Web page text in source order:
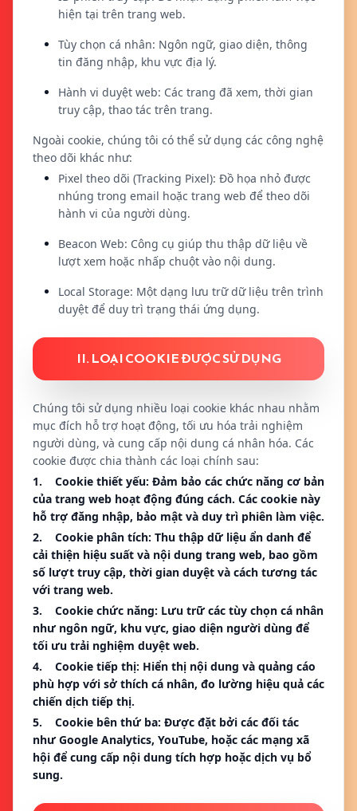
hiện tại trên trang web.
Tùy chọn cá nhân: Ngôn ngữ, giao diện, thông
tin đăng nhập, khu vực địa lý.
Hành vi duyệt web: Các trang đã xem, thời gian
truy cập, thao tác trên trang.
Ngoài cookie, chúng tôi có thể sử dụng các công nghệ
theo dõi khác như:
Pixel theo dõi (Tracking Pixel): Đồ họa nhỏ được
nhúng trong email hoặc trang web để theo dõi
hành vi của người dùng.
Beacon Web: Công cụ giúp thu thập dữ liệu về
lượt xem hoặc nhấp chuột vào nội dung.
Local Storage: Một dạng lưu trữ dữ liệu trên trình
duyệt để duy trì trạng thái ứng dụng.
II. LOẠI COOKIE ĐƯỢC SỬ DỤNG
Chúng tôi sử dụng nhiều loại cookie khác nhau nhằm
mục đích hỗ trợ hoạt động, tối ưu hóa trải nghiệm
người dùng, và cung cấp nội dung cá nhân hóa. Các
cookie được chia thành các loại chính sau:
1. Cookie thiết yếu: Đảm bảo các chức năng cơ bản
của trang web hoạt động đúng cách. Các cookie này
hỗ trợ đăng nhập, bảo mật và duy trì phiên làm việc.
2. Cookie phân tích: Thu thập dữ liệu ẩn danh để
cải thiện hiệu suất và nội dung trang web, bao gồm
số lượt truy cập, thời gian duyệt và cách tương tác
với trang web.
3. Cookie chức năng: Lưu trữ các tùy chọn cá nhân
như ngôn ngữ, khu vực, giao diện người dùng để
tối ưu trải nghiệm duyệt web.
4. Cookie tiếp thị: Hiển thị nội dung và quảng cáo
phù hợp với sở thích cá nhân, đo lường hiệu quả các
chiến dịch tiếp thị.
5. Cookie bên thứ ba: Được đặt bởi các đối tác
như Google Analytics, YouTube, hoặc các mạng xã
hội để cung cấp nội dung tích hợp hoặc dịch vụ bổ
sung.